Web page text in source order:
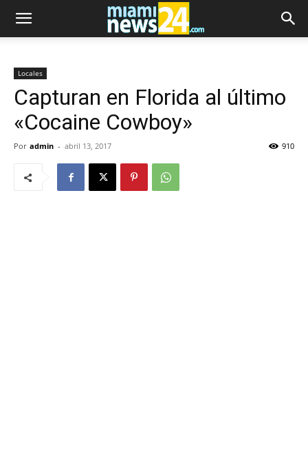
Locales
Capturan en Florida al último
«Cocaine Cowboy»
Por admin - abril 13, 2017 910